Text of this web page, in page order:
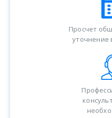
Просчет
уточнение